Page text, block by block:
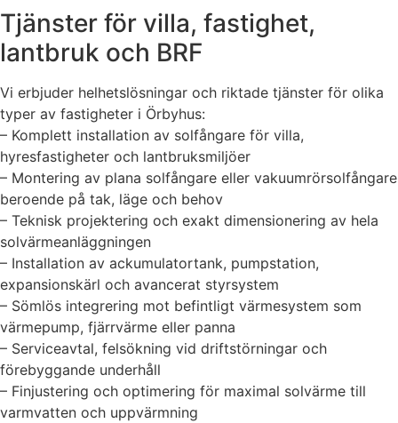
Tjänster för villa, fastighet,
lantbruk och BRF
Vi erbjuder helhetslösningar och riktade tjänster för olika
typer av fastigheter i Örbyhus:
– Komplett installation av solfångare för villa,
hyresfastigheter och lantbruksmiljöer
– Montering av plana solfångare eller vakuumrörsolfångare
beroende på tak, läge och behov
– Teknisk projektering och exakt dimensionering av hela
solvärmeanläggningen
– Installation av ackumulatortank, pumpstation,
expansionskärl och avancerat styrsystem
– Sömlös integrering mot befintligt värmesystem som
värmepump, fjärrvärme eller panna
– Serviceavtal, felsökning vid driftstörningar och
förebyggande underhåll
– Finjustering och optimering för maximal solvärme till
varmvatten och uppvärmning